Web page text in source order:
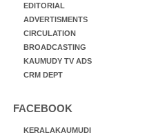
EDITORIAL
ADVERTISMENTS
CIRCULATION
BROADCASTING
KAUMUDY TV ADS
CRM DEPT
FACEBOOK
KERALAKAUMUDI